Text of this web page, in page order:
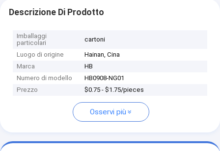
Descrizione Di Prodotto
Imballaggi
particolari
cartoni
Luogo di origine
Hainan, Cina
Marca
HB
Numero di modello
HB0908-NG01
Prezzo
$0.75 - $1.75/pieces
Osservi più